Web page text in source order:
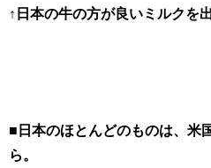
↑日本の牛の方が良いミルクを
■日本のほとんどのものは、米
ら。